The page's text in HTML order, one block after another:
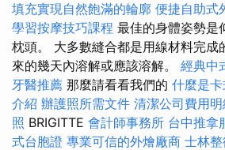
填充實現自然飽滿的輪廓 便捷自助式
學習按摩技巧課程 最佳的身體姿勢是
枕頭。 大多數縫合都是用線材料完成
來的幾天內溶解或應該溶解。 經典中
牙醫推薦 那麼請看看我們的 什麼是
介紹 辦護照所需文件 清潔公司費用明
照 BRIGITTE 會計師事務所 台中推拿
式台胞證 專業可信的外燴廠商 士林